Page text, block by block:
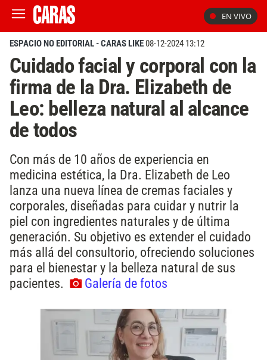
EN VIVO
ESPACIO NO EDITORIAL - CARAS LIKE08-12-2024 13:12
Cuidado facial y corporal con la
firma de la Dra. Elizabeth de
Leo: belleza natural al alcance
de todos
Con más de 10 años de experiencia en
medicina estética, la Dra. Elizabeth de Leo
lanza una nueva línea de cremas faciales y
corporales, diseñadas para cuidar y nutrir la
piel con ingredientes naturales y de última
generación. Su objetivo es extender el cuidado
más allá del consultorio, ofreciendo soluciones
para el bienestar y la belleza natural de sus
pacientes.
Galería de fotos